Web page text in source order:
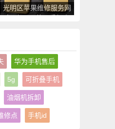
光明区苹果维修服务网
点_光明区苹果手机官
华为手机售后
5g 可折叠手机
油烟机拆卸
修点 手机id